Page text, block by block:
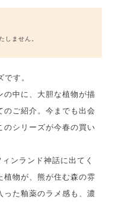
しません。
す。
の中に、大胆な植物が描
ご紹介。今までも出会
のシリーズが今春の買い
ンランド神話に出てく
植物が、熊が住む森の雰
った釉薬のラメ感も、濃